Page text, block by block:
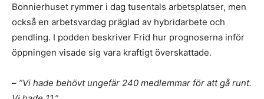
Bonnierhuset rymmer i dag tusentals arbetsplatser, men
också en arbetsvardag präglad av hybridarbete och
pendling. I podden beskriver Frid hur prognoserna inför
öppningen visade sig vara kraftigt överskattade.
– ”Vi hade behövt ungefär 240 medlemmar för att gå runt.